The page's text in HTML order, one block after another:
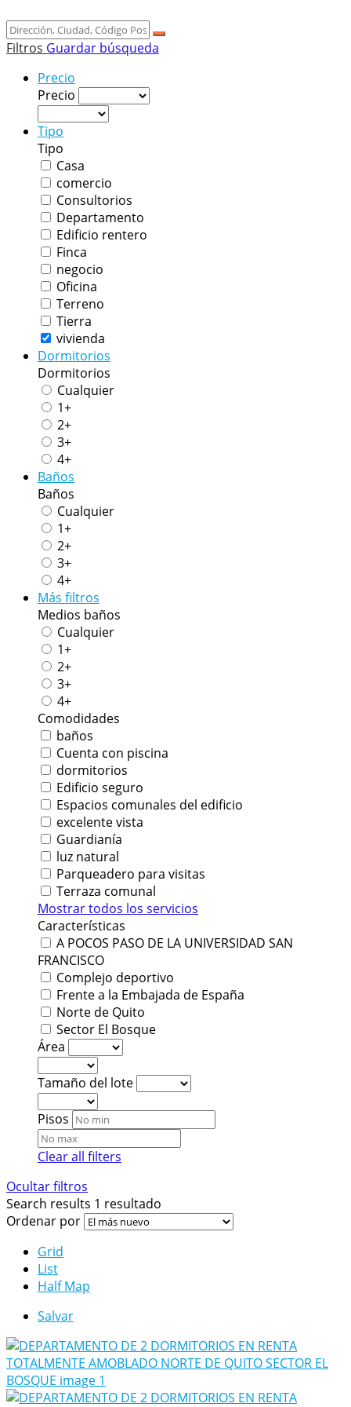
Filtros Guardar búsqueda
Precio
Precio
Tipo
Tipo
Casa
comercio
Consultorios
Departamento
Edificio rentero
Finca
negocio
Oficina
Terreno
Tierra
vivienda
Dormitorios
Dormitorios
Cualquier
1+
2+
3+
4+
Baños
Baños
Cualquier
1+
2+
3+
4+
Más filtros
Medios baños
Cualquier
1+
2+
3+
4+
Comodidades
baños
Cuenta con piscina
dormitorios
Edificio seguro
Espacios comunales del edificio
excelente vista
Guardianía
luz natural
Parqueadero para visitas
Terraza comunal
Mostrar todos los servicios
Características
A POCOS PASO DE LA UNIVERSIDAD SAN
FRANCISCO
Complejo deportivo
Frente a la Embajada de España
Norte de Quito
Sector El Bosque
Área
Tamaño del lote
Pisos
Clear all filters
Ocultar filtros
Search results 1 resultado
Ordenar por
Grid
List
Half Map
Salvar